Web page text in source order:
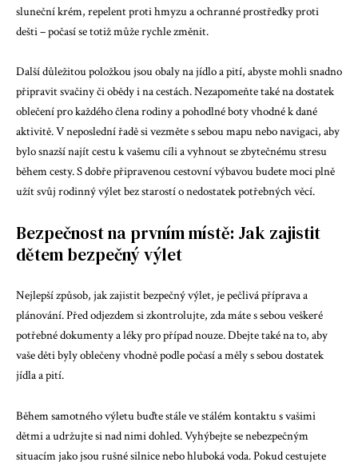
sluneční krém, repelent proti hmyzu a ochranné prostředky proti
dešti – počasí se totiž může rychle změnit.
Další důležitou položkou jsou obaly na jídlo a pití, abyste mohli snadno
připravit svačiny či obědy i na cestách. Nezapomeňte také na dostatek
oblečení pro každého člena rodiny a pohodlné boty vhodné k dané
aktivitě. V neposlední řadě si vezměte s sebou mapu nebo navigaci, aby
bylo snazší najít cestu k vašemu cíli a vyhnout se zbytečnému stresu
během cesty. S dobře připravenou cestovní výbavou budete moci plně
užít svůj rodinný výlet bez starostí o nedostatek potřebných věcí.
Bezpečnost na prvním místě: Jak zajistit
dětem bezpečný výlet
Nejlepší způsob, jak zajistit bezpečný výlet, je pečlivá příprava a
plánování. Před odjezdem si zkontrolujte, zda máte s sebou veškeré
potřebné dokumenty a léky pro případ nouze. Dbejte také na to, aby
vaše děti byly oblečeny vhodně podle počasí a měly s sebou dostatek
jídla a pití.
Během samotného výletu buďte stále ve stálém kontaktu s vašimi
dětmi a udržujte si nad nimi dohled. Vyhýbejte se nebezpečným
situacím jako jsou rušné silnice nebo hluboká voda. Pokud cestujete